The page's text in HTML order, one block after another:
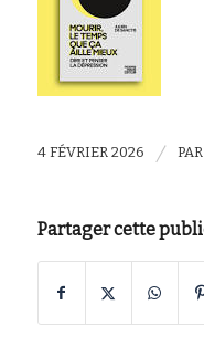
4 FÉVRIER 2026 / PAR
Partager cette